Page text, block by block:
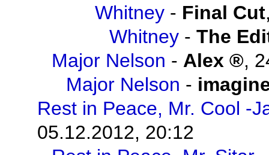
Whitney - Final Cut
Whitney - The
Major Nelson - Alex ,
Major Nelson -
Rest in Peace, Mr. Cool -
05.12.2012, 20:12